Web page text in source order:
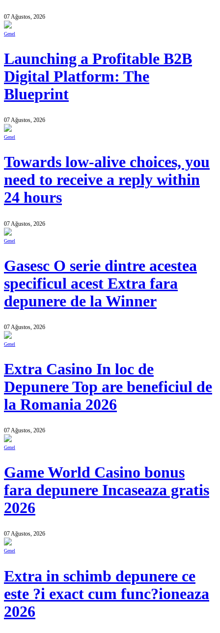
07 Ağustos, 2026
Genel
Launching a Profitable B2B
Digital Platform: The
Blueprint
07 Ağustos, 2026
Genel
Towards low-alive choices, you
need to receive a reply within
24 hours
07 Ağustos, 2026
Genel
Gasesc O serie dintre acestea
specificul acest Extra fara
depunere de la Winner
07 Ağustos, 2026
Genel
Extra Casino In loc de
Depunere Top are beneficiul de
la Romania 2026
07 Ağustos, 2026
Genel
Game World Casino bonus
fara depunere Incaseaza gratis
2026
07 Ağustos, 2026
Genel
Extra in schimb depunere ce
este ?i exact cum func?ioneaza
2026